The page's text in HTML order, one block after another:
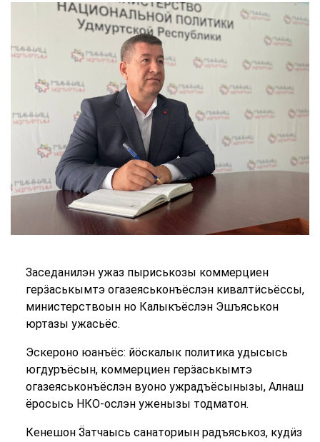
Заседанилэн ужаз пыриськозы коммерциен
герӟаськымтэ огазеяськонъёслэн кивалтӥсьёссы,
министерствоын но Калыкъёслэн Эшъяськон
юртазы ужасьёс.
Эскероно юанъёс: йӧскалык политика удысысь
югдуръёсын, коммерциен герӟаськымтэ
огазеяськонъёслэн вуоно ужрадъёсынызы, Алнаш
ёросысь НКО-ослэн уженызы тодматон.
Кенешон Ӟатчаысь санаториын радъяськоз, кудӥз